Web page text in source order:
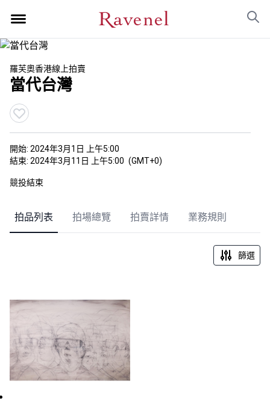
羅芙奧香港線上拍賣
當代台灣
開始: 2024年3月1日 上午5:00
結束: 2024年3月11日 上午5:00 (GMT+0)
競投結束
拍品列表 拍場總覽 拍賣詳情 業務規則
篩選